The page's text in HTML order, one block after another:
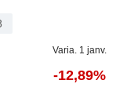
Varia. 1 janv.
-12,89%